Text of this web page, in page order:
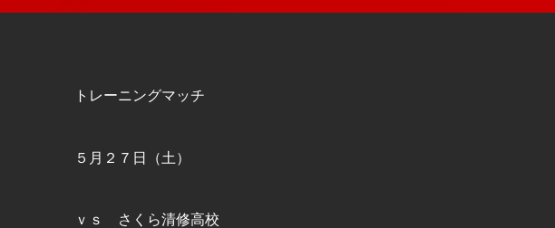
トレーニングマッチ
５月２７日（土）
ｖｓ さくら清修高校